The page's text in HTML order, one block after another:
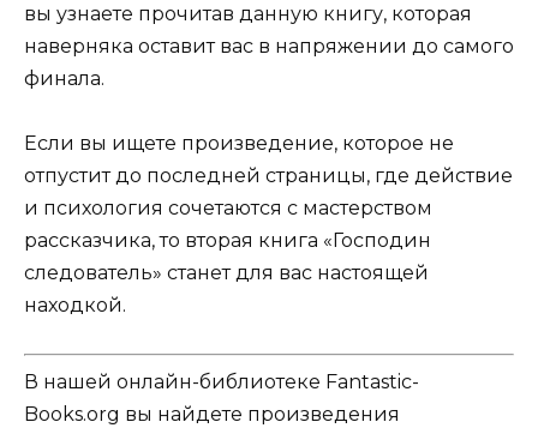
вы узнаете прочитав данную книгу, которая
наверняка оставит вас в напряжении до самого
финала.
Если вы ищете произведение, которое не
отпустит до последней страницы, где действие
и психология сочетаются с мастерством
рассказчика, то вторая книга «Господин
следователь» станет для вас настоящей
находкой.
В нашей онлайн-библиотеке Fantastic-
Books.org вы найдете произведения